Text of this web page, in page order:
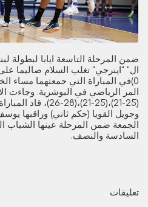
ضمن المرحلة التاسعة ايابا لبطولة
0)في المباراة التي جمعتهما
المر الرياضي في البوشرية. وجاءت
(25-21)،(25-21)،(28-
وجويل القويا (حكم ثاني) وراقبها
الجمعة ضمن المرحلة عينها الشباب
السادسة والنصف.
تعليقات